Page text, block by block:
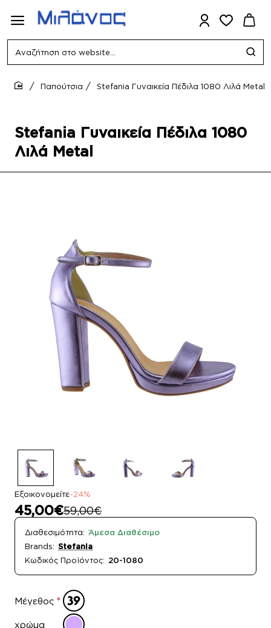
Αναζήτηση
website...
Stefania Γυναικεία Πέδιλα 1080
Λιλά Metal
Παπούτσια Stefania Γυναικεία Πέδιλα 1080 Λιλά Metal
Εξοικονομείτε-24%
45,00€59,00€
Διαθεσιμότητα: Άμεσα Διαθέσιμο
Brands: Stefania
Κωδικός Προϊόντος: 20-1080
Μέγεθος
χρώμα